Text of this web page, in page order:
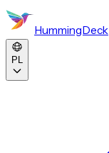
HummingDeck
PL